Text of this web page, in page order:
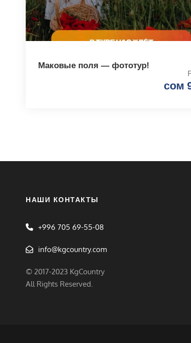
Маковые поля — фототур!
сом
НАШИ КОНТАКТЫ
+996 705 69-55-08
info@kgcountry.com
© 2017-2023 KgCountry
All Rights Reserved.